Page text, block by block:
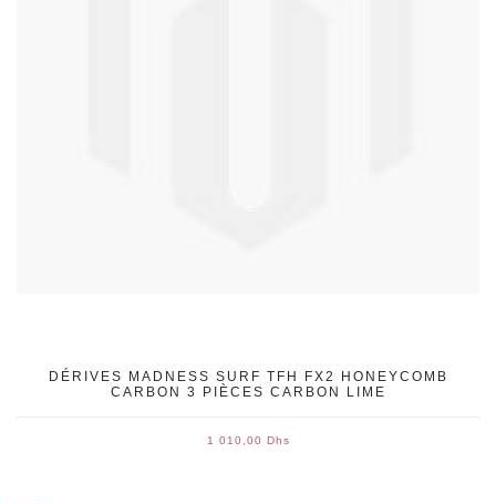
DÉRIVES MADNESS SURF TFH FX2 HONEYCOMB
CARBON 3 PIÈCES CARBON LIME
1 010,00 Dhs